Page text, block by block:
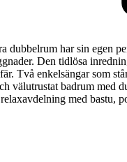
dubbelrum har sin egen
Den tidlösa
Två enkelsängar som
välutrustat badrum med
med bastu,